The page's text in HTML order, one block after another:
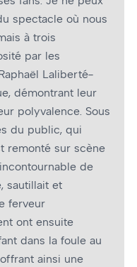
spectacle où nous
à trois
par les
Laliberté-
démontrant leur
polyvalence. Sous
du public, qui
remonté sur scène
de
sautillait et
ferveur
ont ensuite
dans la foule au
ainsi une